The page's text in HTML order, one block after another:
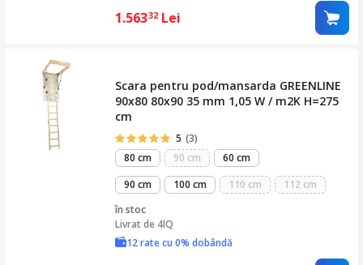
1.56332 Lei
Scara pentru pod/mansarda GREENLINE
90x80 80x90 35 mm 1,05 W / m2K H=275
cm
5 (3)
80 cm
90 cm
60 cm
90 cm
100 cm 110 cm
112 cm
în stoc
Livrat de 4IQ
12 rate cu 0% dobândă